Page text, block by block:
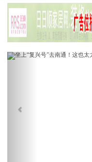
Previous